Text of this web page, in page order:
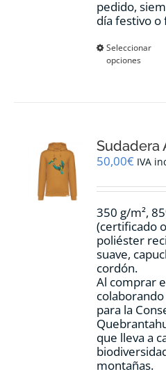
pedido,
día festivo
Seleccionar
opciones
Sudadera
50,00€ IVA
350 g/m²,
(certificado
poliéster
suave,
cordón.
Al comprar
para la
que lleva a
montañas.